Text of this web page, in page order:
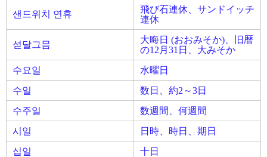
샌드위치 연휴
飛び石連休、サンドイッチ
連休
섣달그믐
大晦日 (おおみそか)、旧暦
の12月31日、大みそか
수요일
水曜日
수일
数日、約2～3日
수주일
数週間、何週間
시일
日時、時日、期日
십일
十日